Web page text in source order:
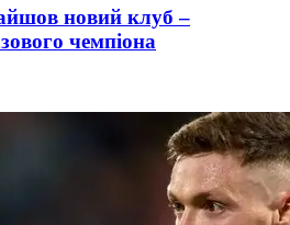
новий клуб –
чемпіона